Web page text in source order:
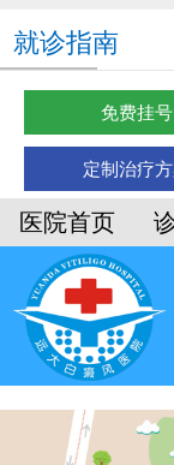
就诊指南
免费挂号
定制治疗
医院首页